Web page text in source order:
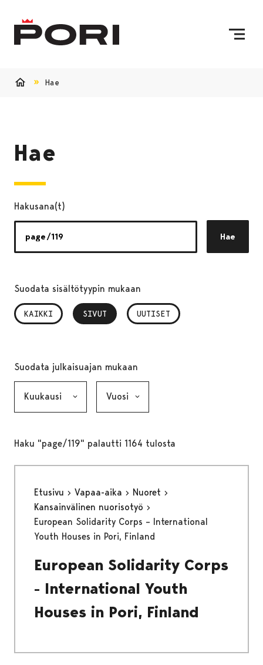
Hae
Hae
Hakusana(t)
Hae
Suodata sisältötyypin mukaan
KAIKKI SIVUT
, VALITTU UUTISET
Suodata julkaisuajan mukaan
Haku "page/119" palautti 1164 tulosta
Etusivu Vapaa-aika
Nuoret
Kansainvälinen nuorisotyö
European Solidarity Corps – International
Youth Houses in Pori, Finland
European Solidarity Corps
- International Youth
Houses in Pori, Finland